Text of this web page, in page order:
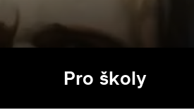
Pro školy